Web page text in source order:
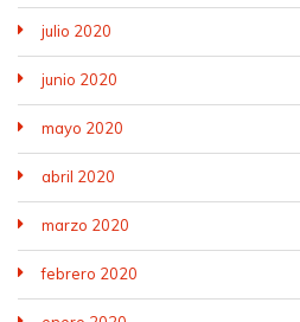
julio 2020
junio 2020
mayo 2020
abril 2020
marzo 2020
febrero 2020